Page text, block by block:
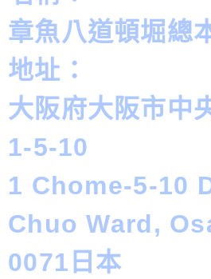
章魚八道頓堀總
地址：
大阪府大阪市中
1-5-10
1 Chome-5-10
Chuo Ward,
0071日本